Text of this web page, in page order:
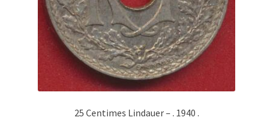
25 Centimes Lindauer – . 1940 .